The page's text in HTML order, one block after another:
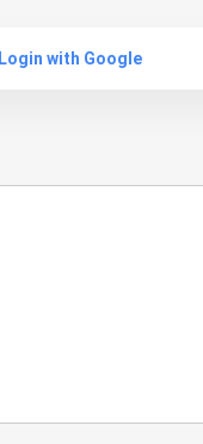
Login with Google